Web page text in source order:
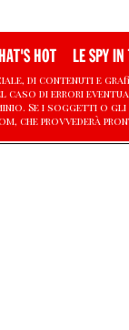
HOT LE SPY IN
di contenuti e
caso di errori
Se i soggetti
che provvederà